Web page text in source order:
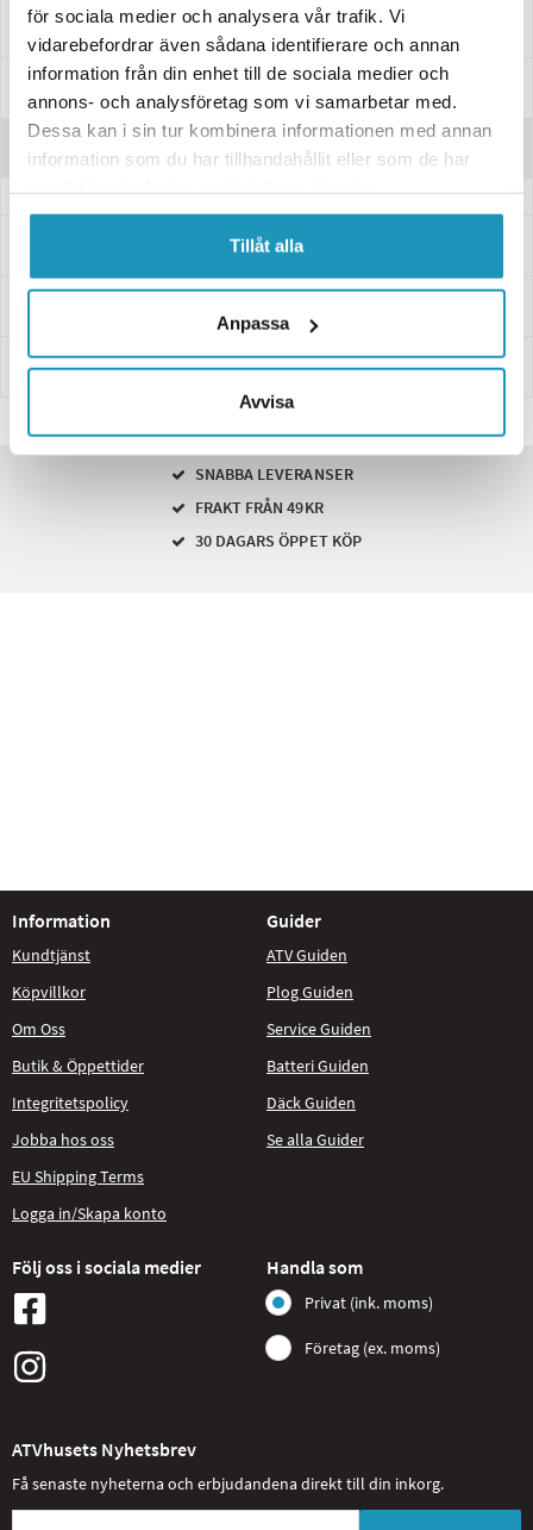
för sociala medier och analysera vår trafik. Vi
vidarebefordrar även sådana identifierare och annan
information från din enhet till de sociala medier och
annons- och analysföretag som vi samarbetar med.
Dessa kan i sin tur kombinera informationen med annan
information som du har tillhandahållit eller som de har
Tillåt alla
Anpassa
Avvisa
Passar dessa modeller
Recensioner
Betalning
SNABBA LEVERANSER
FRAKT FRÅN 49KR
30 DAGARS ÖPPET KÖP
Information
Kundtjänst
Köpvillkor
Om Oss
Butik & Öppettider
Integritetspolicy
Jobba hos oss
EU Shipping Terms
Logga in/Skapa konto
Guider
ATV Guiden
Plog Guiden
Service Guiden
Batteri Guiden
Däck Guiden
Se alla Guider
Följ oss i sociala medier Handla som
Privat (ink. moms)
Företag (ex. moms)
ATVhusets Nyhetsbrev
Få senaste nyheterna och erbjudandena direkt till din inkorg.